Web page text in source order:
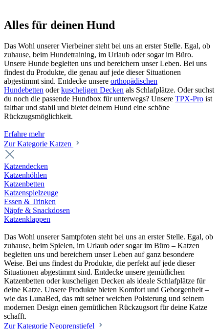
Alles für deinen Hund
Das Wohl unserer Vierbeiner steht bei uns an erster Stelle. Egal, ob
zuhause, beim Hundetraining, im Urlaub oder sogar im Büro.
Unsere Hunde begleiten uns und bereichern unser Leben. Bei uns
findest du Produkte, die genau auf jede dieser Situationen
abgestimmt sind. Entdecke unsere orthopädischen
Hundebetten oderkuscheligen Decken als Schlafplätze. Oder suchst
du noch die passende Hundbox für unterwegs? Unsere TPX-Pro ist
faltbar und stabil und bietet deinem Hund eine schöne
Rückzugsmöglichkeit.
Erfahre mehr
Zur Kategorie Katzen
Katzendecken
Katzenhöhlen
Katzenbetten
Katzenspielzeuge
Essen & Trinken
Näpfe & Snackdosen
Katzenklappen
Das Wohl unserer Samtpfoten steht bei uns an erster Stelle. Egal, ob
zuhause, beim Spielen, im Urlaub oder sogar im Büro – Katzen
begleiten uns und bereichern unser Leben auf ganz besondere
Weise. Bei uns findest du Produkte, die perfekt auf jede dieser
Situationen abgestimmt sind. Entdecke unsere gemütlichen
Katzenbetten oder kuscheligen Decken als ideale Schlafplätze für
deine Katze. Unsere Produkte bieten Komfort und Geborgenheit –
wie das LunaBed, das mit seiner weichen Polsterung und seinem
modernen Design einen gemütlichen Rückzugsort für deine Katze
schafft.
Zur Kategorie Neoprenstiefel